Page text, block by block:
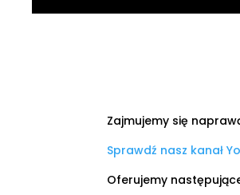
Zajmujemy się
Sprawdź nasz kanał
Oferujemy